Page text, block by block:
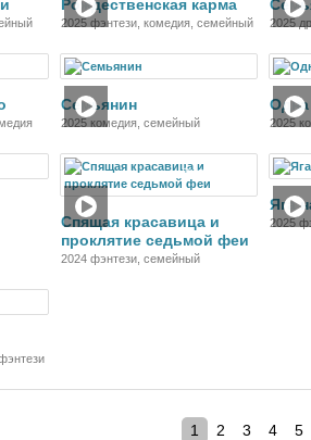
Рождественская карма
2025 фэнтези, комедия, семейный 2025
Семьянин
2025 комедия, семейный
2025
Фильм
Спящая красавица и
проклятие седьмой феи
2024 фэнтези, семейный
Яга
2025
1 2 3 4 5